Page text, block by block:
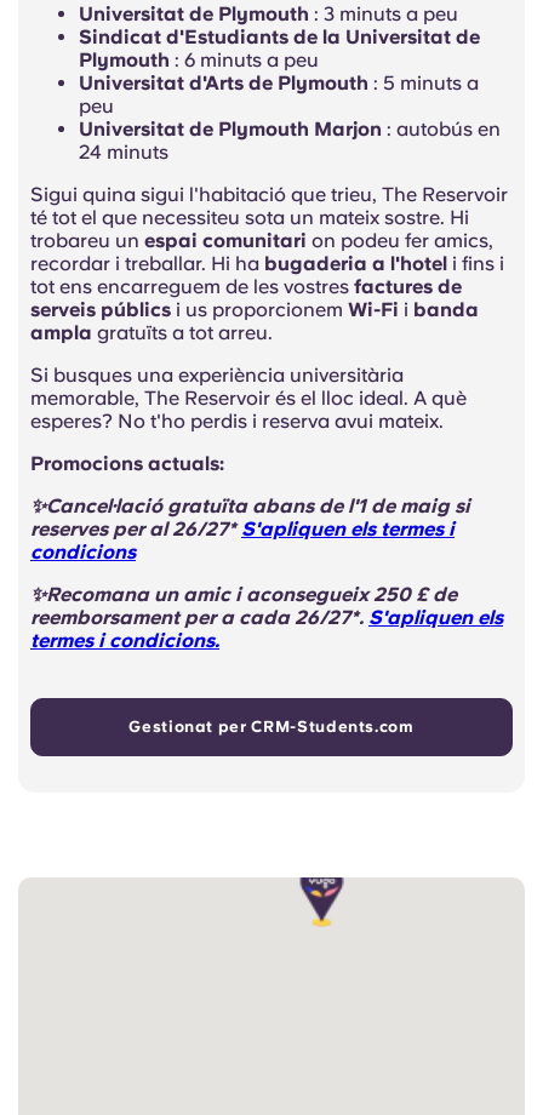
Universitat de Plymouth : 3 minuts a peu
Sindicat d'Estudiants de la Universitat de
Plymouth : 6 minuts a peu
Universitat d'Arts de Plymouth : 5 minuts a
peu
Universitat de Plymouth Marjon : autobús en
24 minuts
Sigui quina sigui l'habitació que trieu, The Reservoir
té tot el que necessiteu sota un mateix sostre. Hi
trobareu un espai comunitari on podeu fer amics,
recordar i treballar. Hi ha bugaderia a l'hotel i fins i
tot ens encarreguem de les vostres factures de
serveis públics i us proporcionem Wi-Fi i banda
ampla gratuïts a tot arreu.
Si busques una experiència universitària
memorable, The Reservoir és el lloc ideal. A què
esperes? No t'ho perdis i reserva avui mateix.
Promocions actuals:
✨Cancel·lació gratuïta abans de l'1 de maig si
reserves per al 26/27* S'apliquen els termes i
condicions
✨Recomana un amic i aconsegueix 250 £ de
reemborsament per a cada 26/27*. S'apliquen els
termes i condicions.
Gestionat per CRM-Students.com